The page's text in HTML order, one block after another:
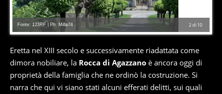
2di 10
Fonte: 123RF | Ph. Milla74
Eretta nel XIII secolo e successivamente riadattata come
dimora nobiliare, la Rocca di Agazzano è ancora oggi di
proprietà della famiglia che ne ordinò la costruzione. Si
narra che qui vi siano stati alcuni efferati delitti, sui quali